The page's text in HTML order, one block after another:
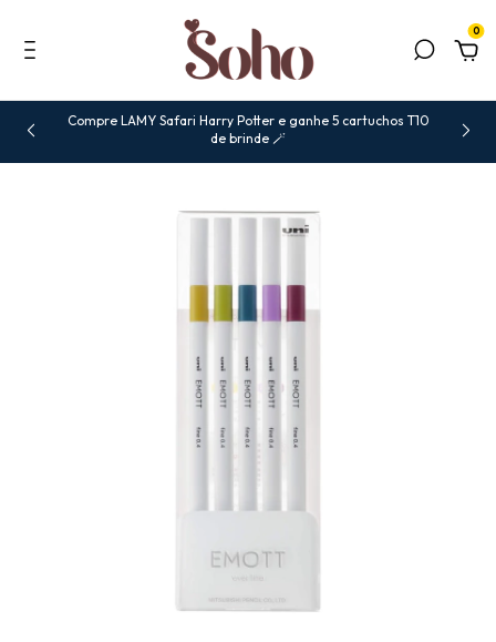
0
Compre LAMY Safari Harry Potter e ganhe 5 cartuchos T10
de brinde 🪄